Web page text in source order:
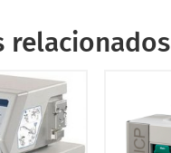
relacionados